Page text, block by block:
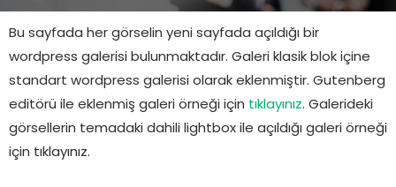
Bu sayfada her görselin yeni sayfada açıldığı bir
wordpress galerisi bulunmaktadır. Galeri klasik blok içine
standart wordpress galerisi olarak eklenmiştir. Gutenberg
editörü ile eklenmiş galeri örneği için tıklayınız. Galerideki
görsellerin temadaki dahili lightbox ile açıldığı galeri örneği
için tıklayınız.